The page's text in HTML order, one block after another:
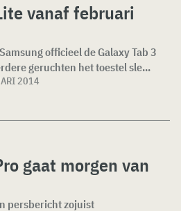
vanaf februari
officieel de Galaxy Tab 3
geruchten het toestel sle...
2014
gaat morgen van
persbericht zojuist